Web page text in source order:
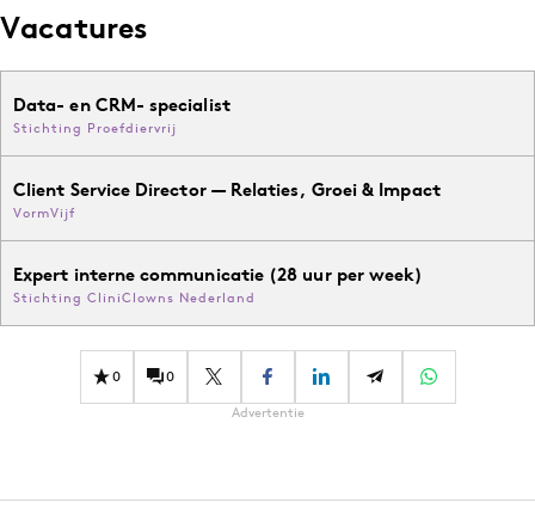
Vacatures
Data- en CRM- specialist
Stichting Proefdiervrij
Client Service Director — Relaties, Groei & Impact
VormVijf
Expert interne communicatie (28 uur per week)
Stichting CliniClowns Nederland
0 0
Advertentie